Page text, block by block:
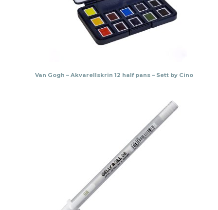
Van Gogh – Akvarellskrin 12 half pans – Sett by Cino